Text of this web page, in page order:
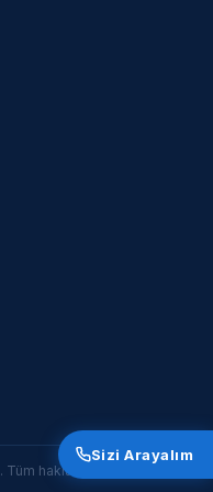
Sizi Arayalım
hakları saklıdır.